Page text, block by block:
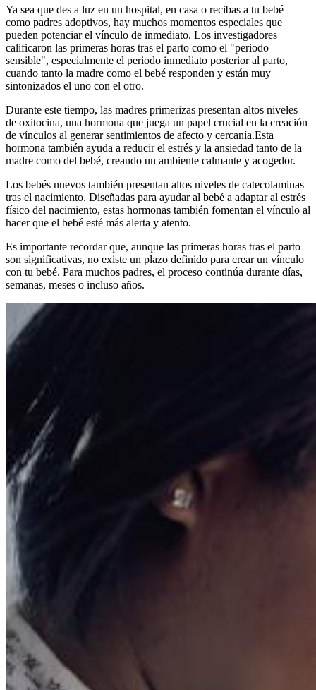
Ya sea que des a luz en un hospital, en casa o recibas a tu bebé
como padres adoptivos, hay muchos momentos especiales que
pueden potenciar el vínculo de inmediato. Los investigadores
calificaron las primeras horas tras el parto como el "periodo
sensible", especialmente el periodo inmediato posterior al parto,
cuando tanto la madre como el bebé responden y están muy
sintonizados el uno con el otro.
Durante este tiempo, las madres primerizas presentan altos niveles
de oxitocina, una hormona que juega un papel crucial en la creación
de vínculos al generar sentimientos de afecto y cercanía.Esta
hormona también ayuda a reducir el estrés y la ansiedad tanto de la
madre como del bebé, creando un ambiente calmante y acogedor.
Los bebés nuevos también presentan altos niveles de catecolaminas
tras el nacimiento. Diseñadas para ayudar al bebé a adaptar al estrés
físico del nacimiento, estas hormonas también fomentan el vínculo al
hacer que el bebé esté más alerta y atento.
Es importante recordar que, aunque las primeras horas tras el parto
son significativas, no existe un plazo definido para crear un vínculo
con tu bebé. Para muchos padres, el proceso continúa durante días,
semanas, meses o incluso años.